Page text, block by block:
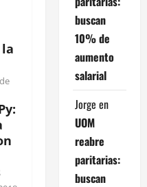
buscan
10% de
aumento
salarial
Jorge en
UOM
reabre
paritarias:
buscan